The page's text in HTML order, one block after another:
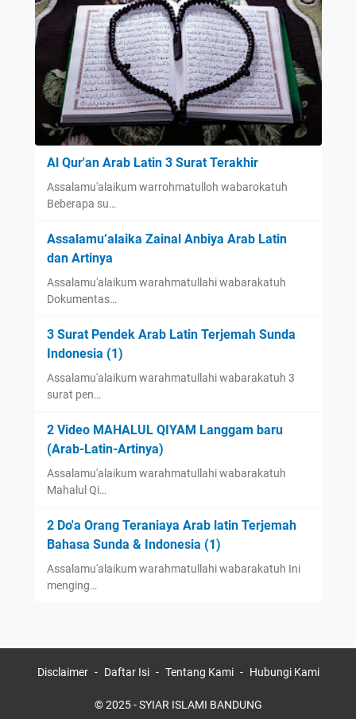
Al Qur'an Arab Latin 3 Surat Terakhir
Assalamu'alaikum warrohmatulloh wabarokatuh
Beberapa su…
Assalamu’alaika Zainal Anbiya Arab Latin
dan Artinya
Assalamu'alaikum warahmatullahi wabarakatuh
Dokumentas…
3 Surat Pendek Arab Latin Terjemah Sunda
Indonesia (1)
Assalamu'alaikum warahmatullahi wabarakatuh 3
surat pen…
2 Video MAHALUL QIYAM Langgam baru
(Arab-Latin-Artinya)
Assalamu'alaikum warahmatullahi wabarakatuh
Mahalul Qi…
2 Do'a Orang Teraniaya Arab latin Terjemah
Bahasa Sunda & Indonesia (1)
Assalamu'alaikum warahmatullahi wabarakatuh Ini
menging…
Disclaimer Daftar Isi Tentang Kami Hubungi Kami
© 2025 -SYIAR ISLAMI BANDUNG